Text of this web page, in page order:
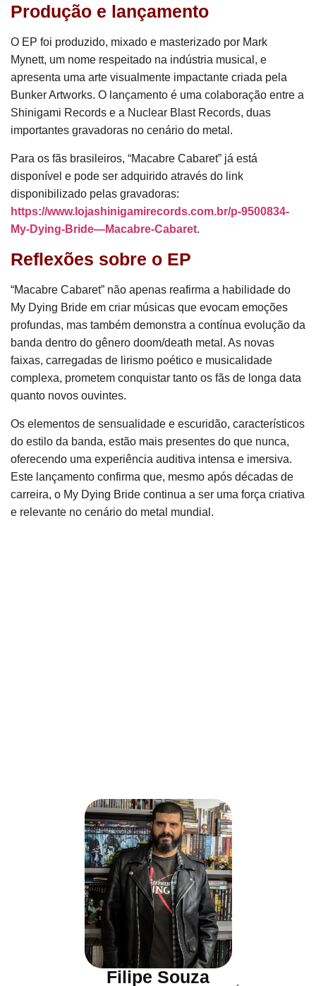
Produção e lançamento
O EP foi produzido, mixado e masterizado por Mark
Mynett, um nome respeitado na indústria musical, e
apresenta uma arte visualmente impactante criada pela
Bunker Artworks. O lançamento é uma colaboração entre a
Shinigami Records e a Nuclear Blast Records, duas
importantes gravadoras no cenário do metal.
Para os fãs brasileiros, “Macabre Cabaret” já está
disponível e pode ser adquirido através do link
disponibilizado pelas gravadoras:
https://www.lojashinigamirecords.com.br/p-9500834-
My-Dying-Bride—Macabre-Cabaret.
Reflexões sobre o EP
“Macabre Cabaret” não apenas reafirma a habilidade do
My Dying Bride em criar músicas que evocam emoções
profundas, mas também demonstra a contínua evolução da
banda dentro do gênero doom/death metal. As novas
faixas, carregadas de lirismo poético e musicalidade
complexa, prometem conquistar tanto os fãs de longa data
quanto novos ouvintes.
Os elementos de sensualidade e escuridão, característicos
do estilo da banda, estão mais presentes do que nunca,
oferecendo uma experiência auditiva intensa e imersiva.
Este lançamento confirma que, mesmo após décadas de
carreira, o My Dying Bride continua a ser uma força criativa
e relevante no cenário do metal mundial.
Filipe Souza